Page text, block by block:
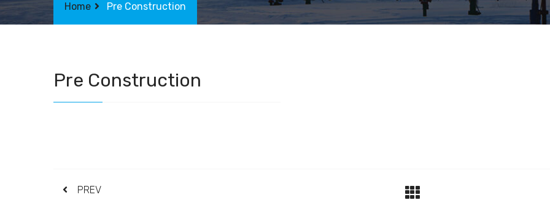
Home Pre Construction
Pre Construction
PREV